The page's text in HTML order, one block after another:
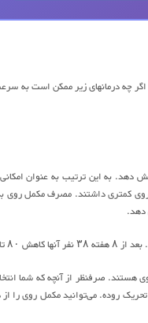
چه درمانهای زیر ممکن است به
دهد. به این ترتیب به عنوان
روده. می‌توانید مکمل روی را از